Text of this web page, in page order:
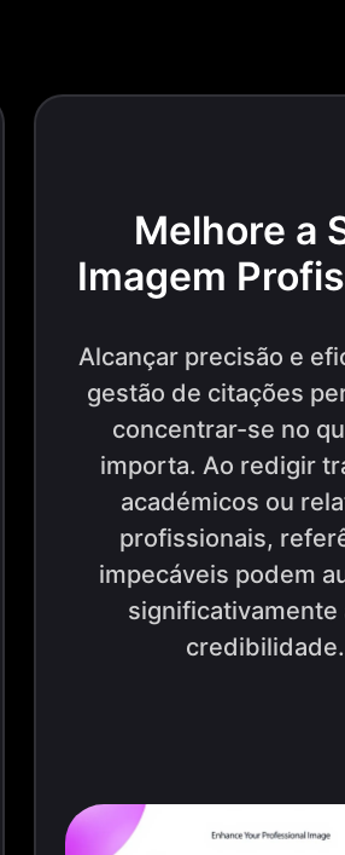
Melhore a
Imagem
Alcançar precisão e
gestão de citações
concentrar-se no
importa. Ao redigir
académicos ou
profissionais,
impecáveis podem
significativamente
credibilidade.